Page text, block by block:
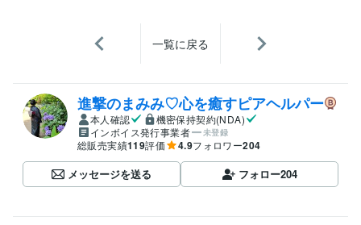
一覧に戻る
進撃のまみみ♡心を癒すピアヘルパー
本人確認
機密保持契約(NDA)
インボイス発行事業者
未登録
総販売実績119評価 4.9フォロワー204
メッセージを送る フォロー204